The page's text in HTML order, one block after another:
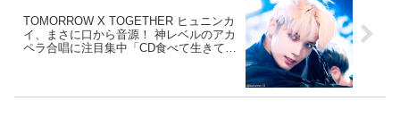
TOMORROW X TOGETHER ヒュニンカ
イ、まさに口から音源！ 神レベルのアカ
ペラ合唱に注目集中「CD食べて生きてる